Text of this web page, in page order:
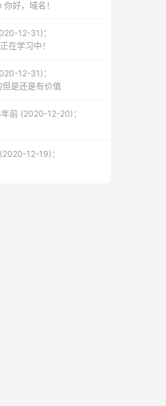
好，域名！
12-31)：
在学习中！
12-31)：
是还是有价值
前 (2020-12-20)：
12-19)：